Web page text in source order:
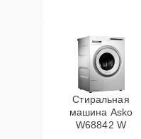
Стиральная
машина Asko
W68842 W